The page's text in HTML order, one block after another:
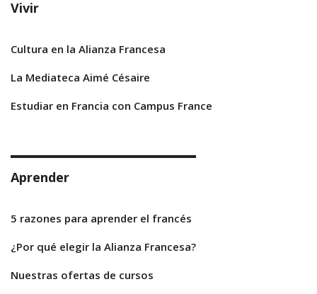
Vivir
Cultura en la Alianza Francesa
La Mediateca Aimé Césaire
Estudiar en Francia con Campus France
Aprender
5 razones para aprender el francés
¿Por qué elegir la Alianza Francesa?
Nuestras ofertas de cursos